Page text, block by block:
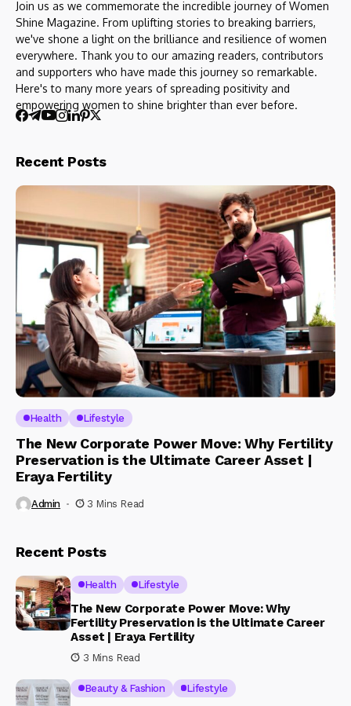
Join us as we commemorate the incredible journey of Women
Shine Magazine. From uplifting stories to breaking barriers,
we've shone a light on the brilliance and resilience of women
everywhere. Thank you to our amazing readers, contributors
and supporters who have made this journey so remarkable.
Here's to many more years of spreading positivity and
empowering women to shine brighter than ever before.
Recent Posts
Health Lifestyle
The New Corporate Power Move: Why Fertility
Preservation is the Ultimate Career Asset |
Eraya Fertility
Admin 3 Mins Read
Recent Posts
Health Lifestyle
The New Corporate Power Move: Why
Fertility Preservation is the Ultimate Career
Asset | Eraya Fertility
3 Mins Read
Beauty & Fashion Lifestyle